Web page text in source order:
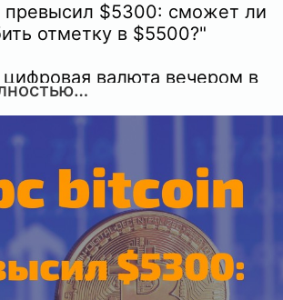
превысил $5300: сможет ли
отметку в $5500?"
валюта вечером в
смогла преодолеть
рубеж и
$5302.
продолжает торговаться
а его капитализация
млрд. За последние
курс BTC вырос почти
перед монетой стоит
пробить отметку в